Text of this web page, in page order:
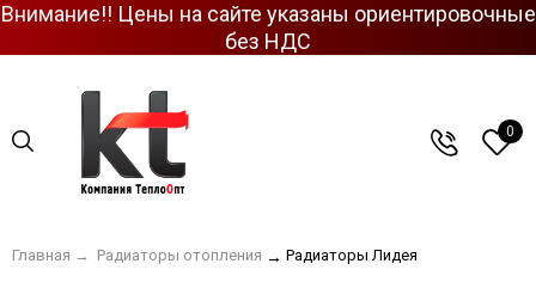
Внимание!! Цены на сайте указаны ориентировочные
без НДС
0
Главная → Радиаторы отопления → Радиаторы Лидея